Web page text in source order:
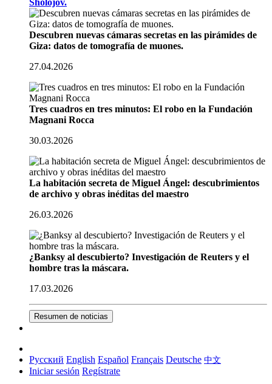
Shólojov.
Descubren nuevas cámaras secretas en las pirámides de
Giza: datos de tomografía de muones.
27.04.2026
Tres cuadros en tres minutos: El robo en la Fundación
Magnani Rocca
30.03.2026
La habitación secreta de Miguel Ángel: descubrimientos
de archivo y obras inéditas del maestro
26.03.2026
¿Banksy al descubierto? Investigación de Reuters y el
hombre tras la máscara.
17.03.2026
Resumen de noticias
Русский English Español Français Deutsche 中文
Iniciar sesión Regístrate